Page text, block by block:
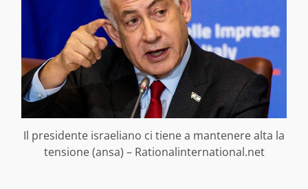
Il presidente israeliano ci tiene a mantenere alta la
tensione (ansa) – Rationalinternational.net